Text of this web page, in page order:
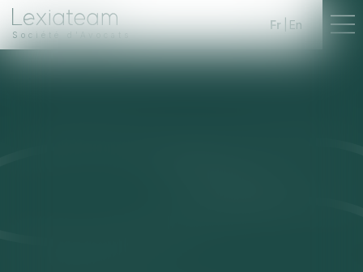
Société d'Avocats
Fr En